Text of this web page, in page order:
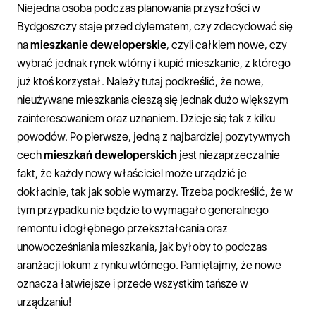
Niejedna osoba podczas planowania przyszłości w
Bydgoszczy staje przed dylematem, czy zdecydować się
namieszkanie deweloperskie, czyli całkiem nowe, czy
wybrać jednak rynek wtórny i kupić mieszkanie, z którego
już ktoś korzystał. Należy tutaj podkreślić, że nowe,
nieużywane mieszkania cieszą się jednak dużo większym
zainteresowaniem oraz uznaniem. Dzieje się tak z kilku
powodów. Po pierwsze, jedną z najbardziej pozytywnych
cechmieszkań deweloperskich jest niezaprzeczalnie
fakt, że każdy nowy właściciel może urządzić je
dokładnie, tak jak sobie wymarzy. Trzeba podkreślić, że w
tym przypadku nie będzie to wymagało generalnego
remontu i dogłębnego przekształcania oraz
unowocześniania mieszkania, jak byłoby to podczas
aranżacji lokum z rynku wtórnego. Pamiętajmy, że nowe
oznacza łatwiejsze i przede wszystkim tańsze w
urządzaniu!